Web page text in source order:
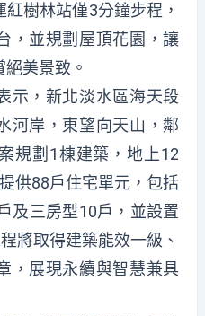
樹林站僅3分鐘步程，
，並規劃屋頂花園，讓
美景致。
示，新北淡水區海天段
河岸，東望向天山，鄰
規劃1棟建築，地上12
供88戶住宅單元，包括
及三房型10戶，並設置
將取得建築能效一級、
，展現永續與智慧兼具